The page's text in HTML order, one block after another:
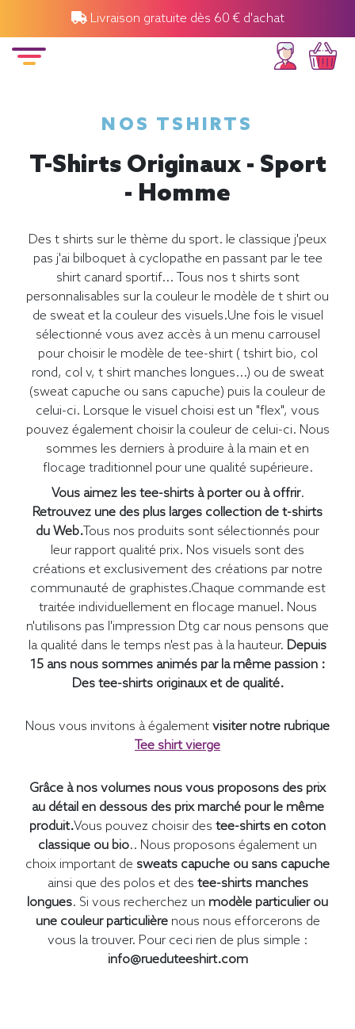
Livraison gratuite dès 60 € d'achat
NOS TSHIRTS
T-Shirts Originaux - Sport
- Homme
Des t shirts sur le thème du sport. le classique j'peux
pas j'ai bilboquet à cyclopathe en passant par le tee
shirt canard sportif... Tous nos t shirts sont
personnalisables sur la couleur le modèle de t shirt ou
de sweat et la couleur des visuels.Une fois le visuel
sélectionné vous avez accès à un menu carrousel
pour choisir le modèle de tee-shirt ( tshirt bio, col
rond, col v, t shirt manches longues...) ou de sweat
(sweat capuche ou sans capuche) puis la couleur de
celui-ci. Lorsque le visuel choisi est un "flex", vous
pouvez également choisir la couleur de celui-ci. Nous
sommes les derniers à produire à la main et en
flocage traditionnel pour une qualité supérieure.
Vous aimez les tee-shirts à porter ou à offrir.
Retrouvez une des plus larges collection de t-shirts
du Web.Tous nos produits sont sélectionnés pour
leur rapport qualité prix. Nos visuels sont des
créations et exclusivement des créations par notre
communauté de graphistes.Chaque commande est
traitée individuellement en flocage manuel. Nous
n'utilisons pas l'impression Dtg car nous pensons que
la qualité dans le temps n'est pas à la hauteur. Depuis
15 ans nous sommes animés par la même passion :
Des tee-shirts originaux et de qualité.
Nous vous invitons à également visiter notre rubrique
Tee shirt vierge
Grâce à nos volumes nous vous proposons des prix
au détail en dessous des prix marché pour le même
produit.Vous pouvez choisir des tee-shirts en coton
classique ou bio.. Nous proposons également un
choix important de sweats capuche ou sans capuche
ainsi que des polos et des tee-shirts manches
longues. Si vous recherchez un modèle particulier ou
une couleur particulièrenous nous efforcerons de
vous la trouver. Pour ceci rien de plus simple :
info@rueduteeshirt.com